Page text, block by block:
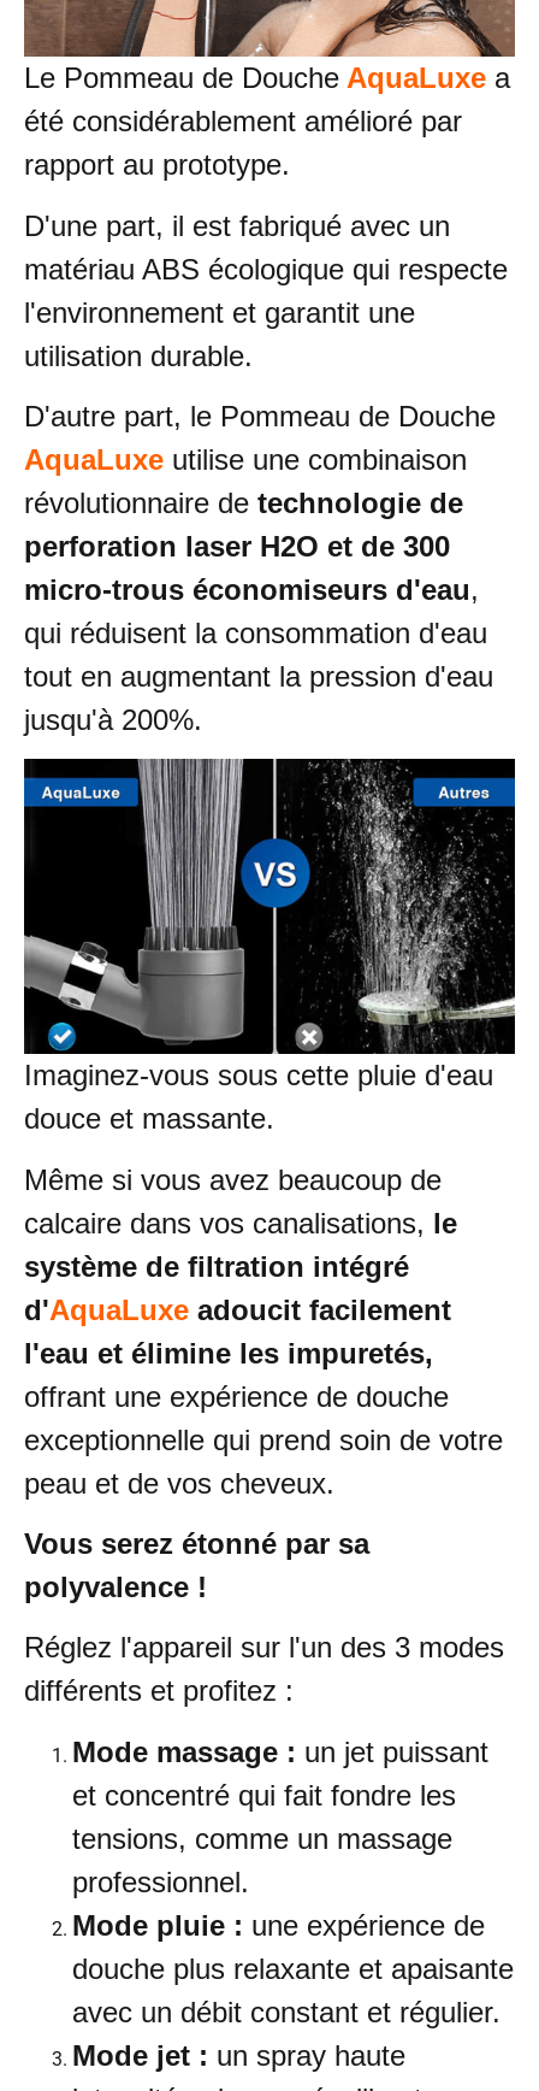
Le Pommeau de Douche AquaLuxe a
été considérablement amélioré par
rapport au prototype.
D'une part, il est fabriqué avec un
matériau ABS écologique qui respecte
l'environnement et garantit une
utilisation durable.
D'autre part, le Pommeau de Douche
AquaLuxe utilise une combinaison
révolutionnaire de technologie de
perforation laser H2O et de 300
micro-trous économiseurs d'eau,
qui réduisent la consommation d'eau
tout en augmentant la pression d'eau
jusqu'à 200%.
Imaginez-vous sous cette pluie d'eau
douce et massante.
Même si vous avez beaucoup de
calcaire dans vos canalisations, le
système de filtration intégré
d'AquaLuxe adoucit facilement
l'eau et élimine les impuretés,
offrant une expérience de douche
exceptionnelle qui prend soin de votre
peau et de vos cheveux.
Vous serez étonné par sa
polyvalence !
Réglez l'appareil sur l'un des 3 modes
différents et profitez :
Mode massage : un jet puissant
et concentré qui fait fondre les
tensions, comme un massage
professionnel.
Mode pluie : une expérience de
douche plus relaxante et apaisante
avec un débit constant et régulier.
Mode jet : un spray haute